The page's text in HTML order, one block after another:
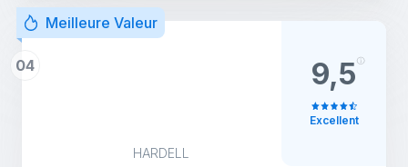
Meilleure Valeur
04
HARDELL
9,5
Excellent